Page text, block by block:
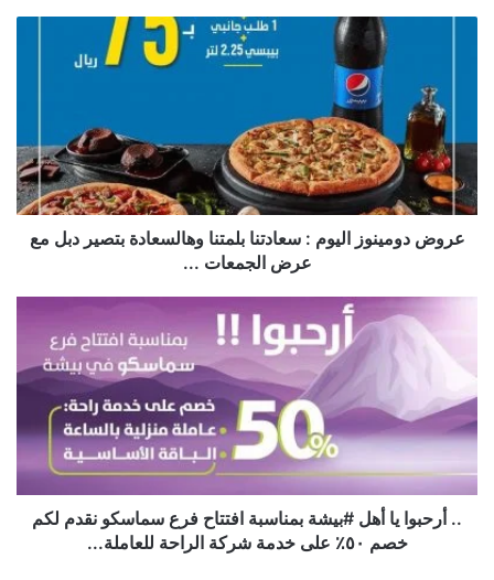
عروض دومينوز اليوم : سعادتنا بلمتنا وهالسعادة بتصير دبل مع
عرض الجمعات ...
.. أرحبوا يا أهل #بيشة بمناسبة افتتاح فرع سماسكو نقدم لكم
خصم ٥٠٪؜ على خدمة شركة الراحة للعاملة...